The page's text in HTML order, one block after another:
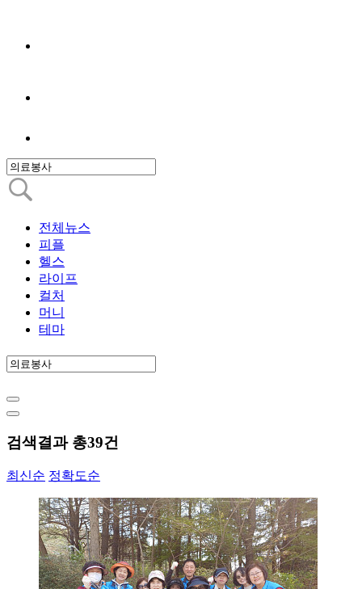
전체뉴스
피플
헬스
라이프
컬처
머니
테마
검색결과 총39건
최신순 정확도순